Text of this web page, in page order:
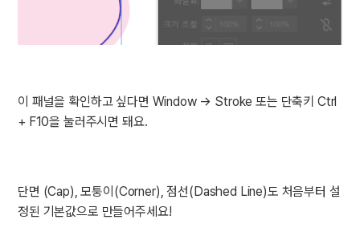
이 패널을 확인하고 싶다면 Window → Stroke 또는 단축키 Ctrl
+ F10을 눌러주시면 돼요.
단면 (Cap), 모퉁이(Corner), 점선(Dashed Line)도 처음부터 설
정된 기본값으로 만들어주세요!